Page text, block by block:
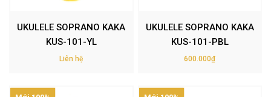
UKULELE SOPRANO KAKA
KUS-101-YL
Liên hệ
UKULELE SOPRANO KAKA
KUS-101-PBL
600.000₫